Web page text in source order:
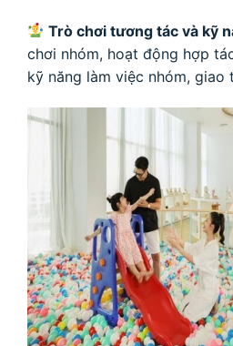
Trò chơi tương tác và kỹ
chơi nhóm, hoạt động hợp
kỹ năng làm việc nhóm, giao